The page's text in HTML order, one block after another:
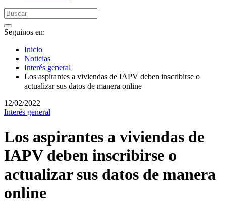
Seguinos en:
Inicio
Noticias
Interés general
Los aspirantes a viviendas de IAPV deben inscribirse o
actualizar sus datos de manera online
12/02/2022
Interés general
Los aspirantes a viviendas de
IAPV deben inscribirse o
actualizar sus datos de manera
online